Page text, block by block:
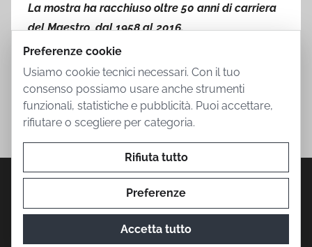
La mostra ha racchiuso oltre 50 anni di carriera
del Maestro, dal 1958 al 2016.
Informazioni societarie
© 2026 Mostra Botero. Prodotto daThe Conure Group
Preferenze cookie
Usiamo cookie tecnici necessari. Con il tuo
consenso possiamo usare anche strumenti
funzionali, statistiche e pubblicità. Puoi accettare,
rifiutare o scegliere per categoria.
Rifiuta tutto
Preferenze
Accetta tutto